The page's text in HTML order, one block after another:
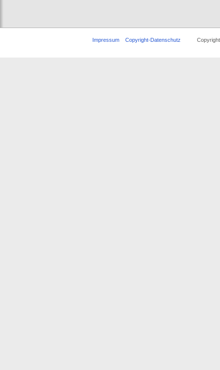
Impressum Copyright-Datenschutz Copyright ©